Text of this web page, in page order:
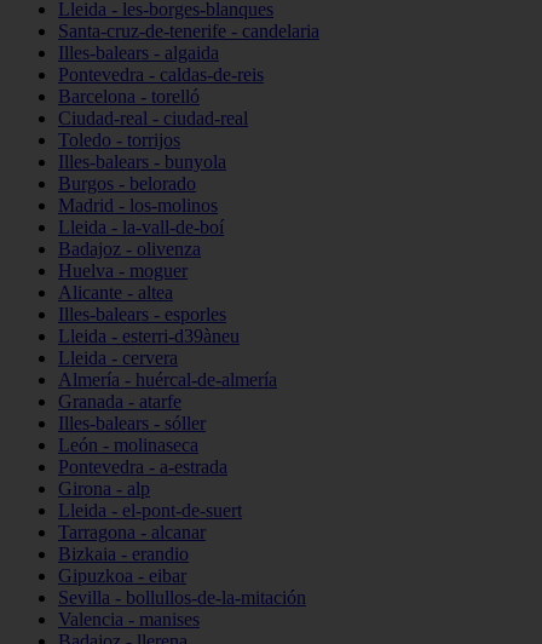
Lleida - les-borges-blanques
Santa-cruz-de-tenerife - candelaria
Illes-balears - algaida
Pontevedra - caldas-de-reis
Barcelona - torelló
Ciudad-real - ciudad-real
Toledo - torrijos
Illes-balears - bunyola
Burgos - belorado
Madrid - los-molinos
Lleida - la-vall-de-boí
Badajoz - olivenza
Huelva - moguer
Alicante - altea
Illes-balears - esporles
Lleida - esterri-d39àneu
Lleida - cervera
Almería - huércal-de-almería
Granada - atarfe
Illes-balears - sóller
León - molinaseca
Pontevedra - a-estrada
Girona - alp
Lleida - el-pont-de-suert
Tarragona - alcanar
Bizkaia - erandio
Gipuzkoa - eibar
Sevilla - bollullos-de-la-mitación
Valencia - manises